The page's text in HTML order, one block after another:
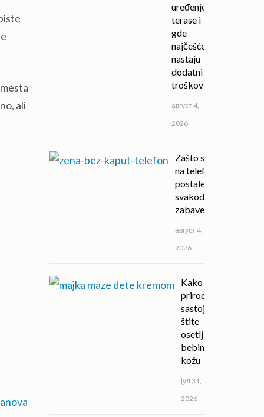
ali
uređenje
terase i
gde
najčešće
nastaju
dodatni
troškovi?
август 4,
2026
Zašto su igre
na telefonu
postale deo
svakodnevne
zabave?
август 4,
2026
Kako
prirodni
sastojci
štite
osetljivu
bebinu
kožu
јул 31,
2026